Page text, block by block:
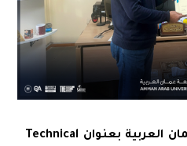
دورة تدريبية في جامعة عمان العربية بعنوان Technical